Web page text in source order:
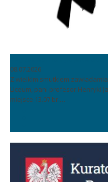
08.07.2026
Z wielkim smutkiem
Liceum, pani profesor Henryki
miejsce 13.07 br.…